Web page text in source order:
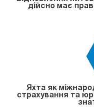
дійсно має
Яхта як
страхування та